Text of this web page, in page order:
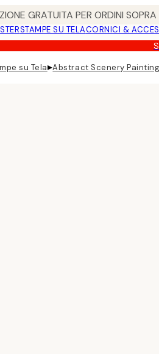
GRATUITA PER ORDINI
STAMPE SU TELACORNICI &
su Tela▸Abstract Scenery Painting